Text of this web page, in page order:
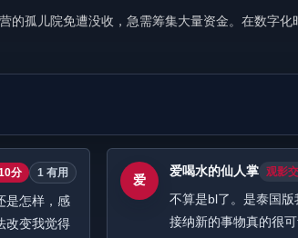
的孤儿院免遭没收，急需筹集大量资金。在数字
分 1 有用
是怎样，感
改变我觉得
爱
爱喝水的仙人掌 观影
不算是bl了。是泰国
接纳新的事物真的很可